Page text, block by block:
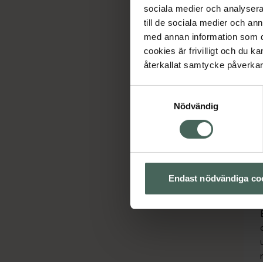
sociala medier och
till de sociala medier och
med annan information som
cookies är frivilligt och du
återkallat samtycke
Nödvändig
Endast nödvändiga